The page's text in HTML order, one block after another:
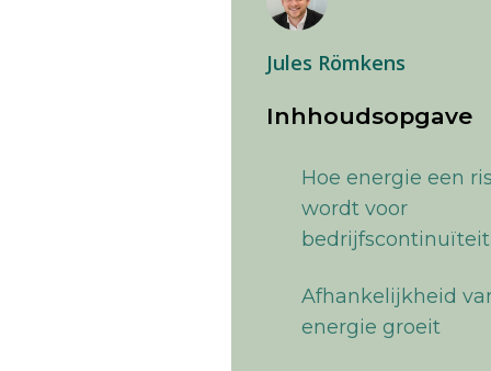
Jules Römkens
Inhhoudsopgave
Hoe energie een
wordt voor
bedrijfscontinuïteit
Afhankelijkheid
energie groeit